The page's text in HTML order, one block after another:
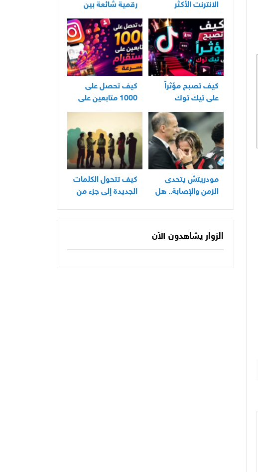
الانترنت الأكثر
استخدامًا في العراق
رقمية شائعة بين
مستخدمي الأندرويد
كيف تصبح مؤثراً
على تيك توك
كيف تحصل على
1000 متابعين على
انستقرام بسرعة
مودريتش يتحدى
الزمن والإصابة.. هل
كيف تتحول الكلمات
الجديدة إلى جزء من
الزوار يشاهدون الآن